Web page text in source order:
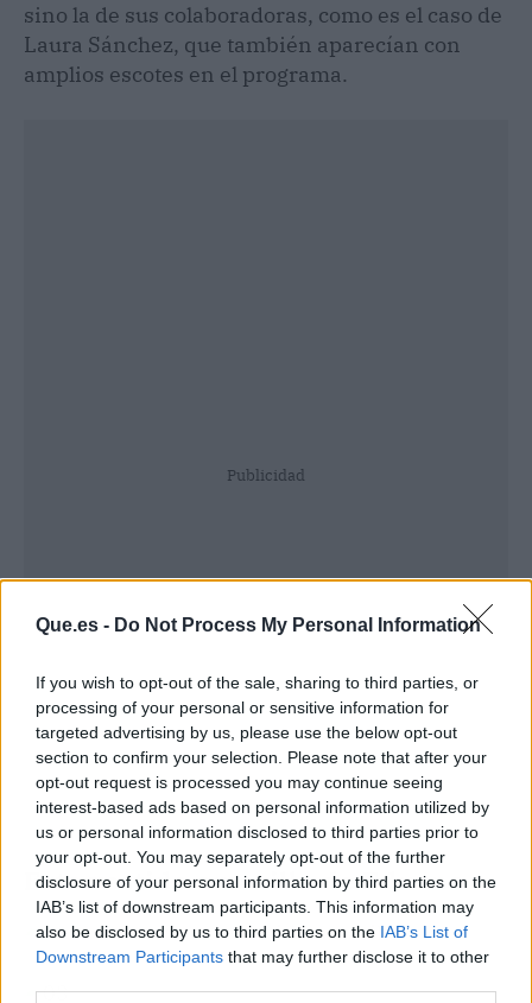
Que.es - Do Not Process My Personal Information
If you wish to opt-out of the sale, sharing to third parties, or
processing of your personal or sensitive information for
targeted advertising by us, please use the below opt-out
section to confirm your selection. Please note that after your
opt-out request is processed you may continue seeing
interest-based ads based on personal information utilized by
us or personal information disclosed to third parties prior to
your opt-out. You may separately opt-out of the further
disclosure of your personal information by third parties on the
IAB’s list of downstream participants. This information may
also be disclosed by us to third parties on the IAB’s List of
Downstream Participants that may further disclose it to other
sino la de sus colaboradoras, como es el caso de
Laura Sánchez, que también aparecían con
amplios escotes en el programa.
Publicidad
Este vestido amarillo de Edurne